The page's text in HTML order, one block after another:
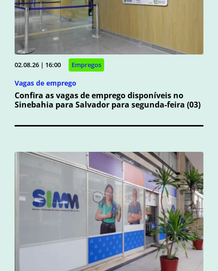
02.08.26 | 16:00 Empregos
Vagas de emprego
Confira as vagas de emprego disponíveis no
Sinebahia para Salvador para segunda-feira (03)